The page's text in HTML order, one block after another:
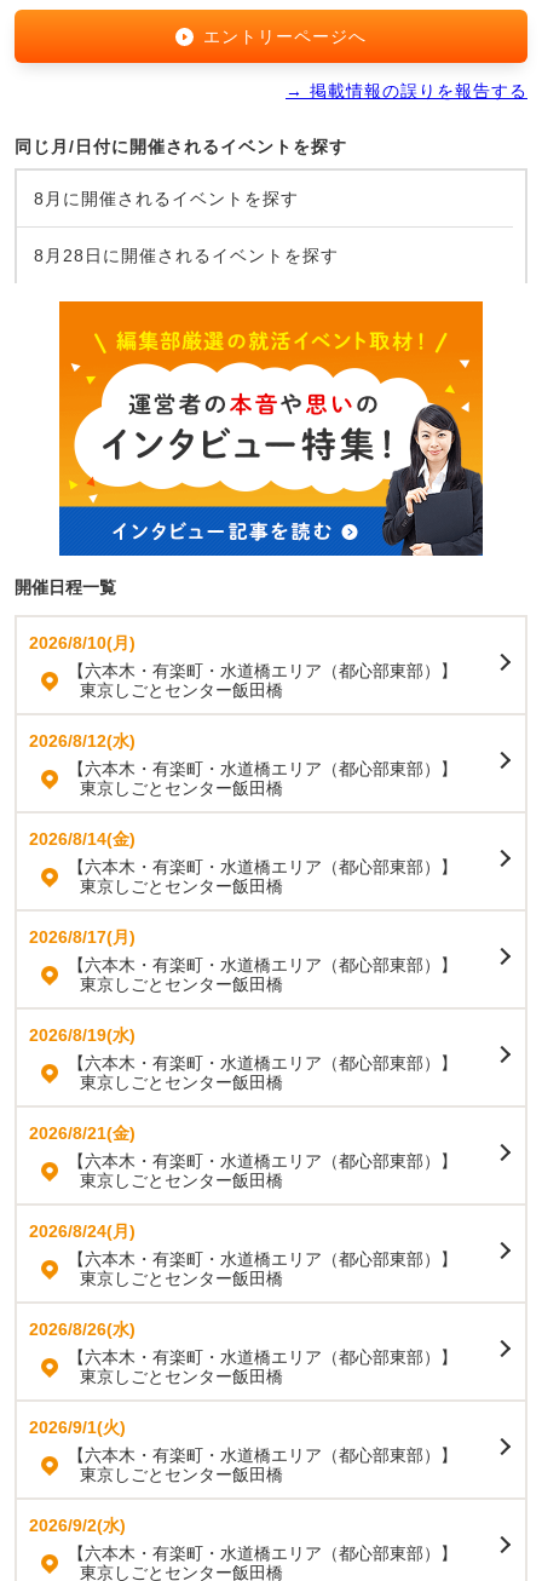
エントリーページへ
→ 掲載情報の誤りを報告する
同じ月/日付に開催されるイベントを探す
8月に開催されるイベントを探す
8月28日に開催されるイベントを探す
開催日程一覧
2026/8/10(月)
【六本木・有楽町・水道橋エリア（都心部東部）】
東京しごとセンター飯田橋
2026/8/12(水)
【六本木・有楽町・水道橋エリア（都心部東部）】
東京しごとセンター飯田橋
2026/8/14(金)
【六本木・有楽町・水道橋エリア（都心部東部）】
東京しごとセンター飯田橋
2026/8/17(月)
【六本木・有楽町・水道橋エリア（都心部東部）】
東京しごとセンター飯田橋
2026/8/19(水)
【六本木・有楽町・水道橋エリア（都心部東部）】
東京しごとセンター飯田橋
2026/8/21(金)
【六本木・有楽町・水道橋エリア（都心部東部）】
東京しごとセンター飯田橋
2026/8/24(月)
【六本木・有楽町・水道橋エリア（都心部東部）】
東京しごとセンター飯田橋
2026/8/26(水)
【六本木・有楽町・水道橋エリア（都心部東部）】
東京しごとセンター飯田橋
2026/9/1(火)
【六本木・有楽町・水道橋エリア（都心部東部）】
東京しごとセンター飯田橋
2026/9/2(水)
【六本木・有楽町・水道橋エリア（都心部東部）】
東京しごとセンター飯田橋